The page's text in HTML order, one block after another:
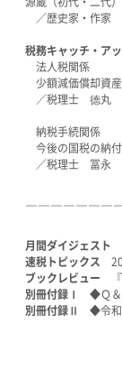
／歴史家・作
税務キャッチ・ア
法人税関係
少額減価償却資
／税理士 德丸
納税手続関係
今後の国税の納
／税理士 冨永
月間ダイジェスト
速税トピックス
ブックレビュー 『
別冊付録Ⅰ
◆Ｑ＆
別冊付録Ⅱ
◆令